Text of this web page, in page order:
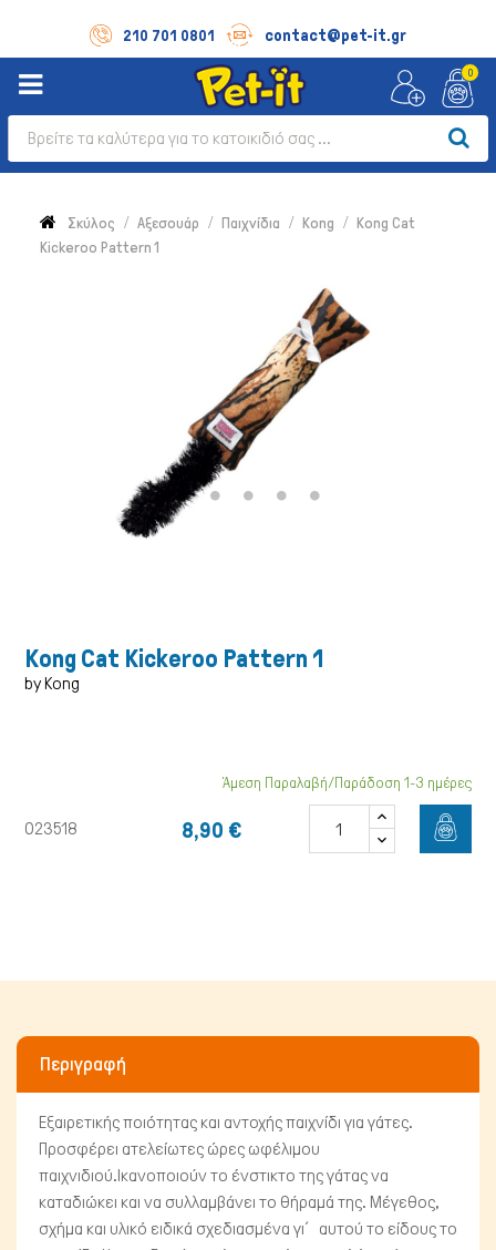
210 701 0801 contact@pet-it.gr
Σκύλος
Γάτα
0
Σκύλος Αξεσουάρ Παιχνίδια Kong
Kong Cat
Kickeroo Pattern 1
Kong Cat Kickeroo Pattern 1
by Kong
023518
Άμεση Παραλαβή/Παράδοση 1-3 ημέρες
8,90 €
Περιγραφή
Εξαιρετικής ποιότητας και αντοχής παιχνίδι για γάτες.
Προσφέρει ατελείωτες ώρες ωφέλιμου
παιχνιδιού.Ικανοποιούν το ένστικτο της γάτας να
καταδιώκει και να συλλαμβάνει το θήραμά της. Μέγεθος,
σχήμα και υλικό ειδικά σχεδιασμένα γι΄ αυτού το είδους το